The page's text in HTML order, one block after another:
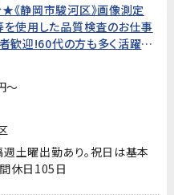
静岡市駿河区》画像測定
を使用した品質検査のお仕事
歓迎!60代の方も多く活躍
～
土曜出勤あり。祝日は基本
休日105日